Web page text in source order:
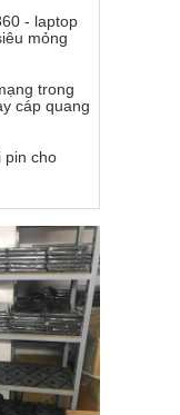
- laptop
mỏng
trong
cáp quang
pin cho